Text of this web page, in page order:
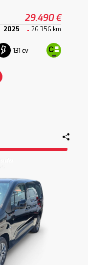
29.490 €
2025 26.356 km
131 cv